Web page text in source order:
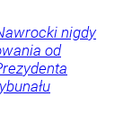
nigdy
od